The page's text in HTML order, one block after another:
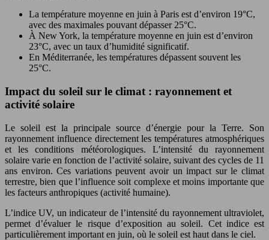
La température moyenne en juin à Paris est d’environ 19°C,
avec des maximales pouvant dépasser 25°C.
À New York, la température moyenne en juin est d’environ
23°C, avec un taux d’humidité significatif.
En Méditerranée, les températures dépassent souvent les
25°C.
Impact du soleil sur le climat : rayonnement et
activité solaire
Le soleil est la principale source d’énergie pour la Terre. Son
rayonnement influence directement les températures atmosphériques
et les conditions météorologiques. L’intensité du rayonnement
solaire varie en fonction de l’activité solaire, suivant des cycles de 11
ans environ. Ces variations peuvent avoir un impact sur le climat
terrestre, bien que l’influence soit complexe et moins importante que
les facteurs anthropiques (activité humaine).
L’indice UV, un indicateur de l’intensité du rayonnement ultraviolet,
permet d’évaluer le risque d’exposition au soleil. Cet indice est
particulièrement important en juin, où le soleil est haut dans le ciel.